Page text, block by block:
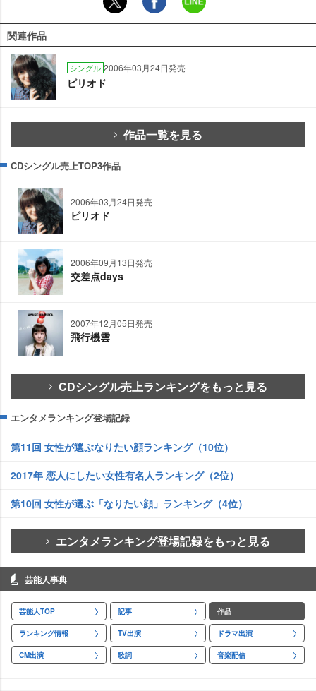
関連作品
シングル 2006年03月24日発売
ピリオド
作品一覧を見る
CDシングル売上TOP3作品
2006年03月24日発売
ピリオド
2006年09月13日発売
交差点days
2007年12月05日発売
飛行機雲
CDシングル売上ランキングをもっと見る
エンタメランキング登場記録
第11回 女性が選ぶなりたい顔ランキング（10位）
2017年 恋人にしたい女性有名人ランキング（2位）
第10回 女性が選ぶ「なりたい顔」ランキング（4位）
エンタメランキング登場記録をもっと見る
芸能人事典
芸能人TOP 記事 作品
ランキング情報 TV出演 ドラマ出演
CM出演 歌詞 音楽配信